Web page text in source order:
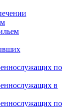
по
в
по